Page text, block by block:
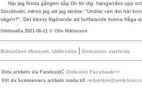
När jag första gången såg Dö för dig, hängandes upp
Stockholm, minns jag att jag tänkte: "Undrar vart det här
vägen?". Det känns frigörande att fortfarande kunna fråga
Uddevalla 2021-06-21 © Olle Niklasson
Bohusläns Museum, Uddevalla | Omkonsts startsida
Dela artikeln via Facebook: Omkonst Facebook>>
Vill du kommentera artikeln maila till